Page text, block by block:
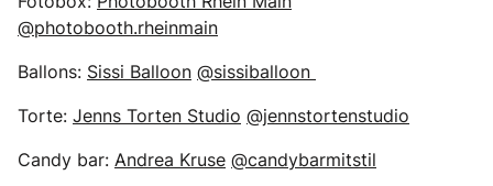
@photobooth.rheinmain
Ballons: Sissi Balloon @sissiballoon
Torte: Jenns Torten Studio @jennstortenstudio
Candy bar: Andrea Kruse @candybarmitstil